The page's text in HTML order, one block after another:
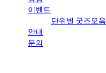
이벤트
단위별 굿즈모음
안내
문의